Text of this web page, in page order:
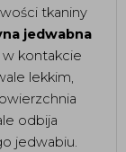
tkaniny
jedwabna
w kontakcie
lekkim,
odbija
jedwabiu.